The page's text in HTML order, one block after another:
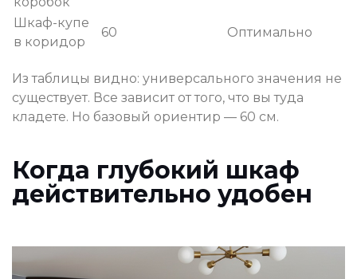
Шкаф-купе
в коридор
60 Оптимально
Из таблицы видно: универсального значения не
существует. Все зависит от того, что вы туда
кладете. Но базовый ориентир — 60 см.
Когда глубокий шкаф
действительно удобен